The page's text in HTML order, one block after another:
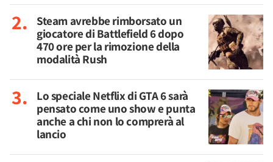
Steam avrebbe rimborsato un
giocatore di Battlefield 6 dopo
470 ore per la rimozione della
modalità Rush
Lo speciale Netflix di GTA 6 sarà
pensato come uno show e punta
anche a chi non lo comprerà al
lancio